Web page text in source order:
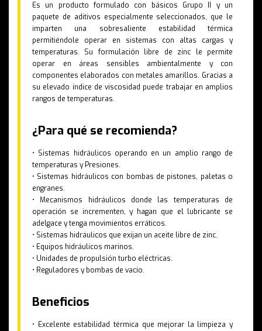
Es un producto formulado con básicos Grupo II y un
paquete de aditivos especialmente seleccionados, que le
imparten una sobresaliente estabilidad térmica
permitiéndole operar en sistemas con altas cargas y
temperaturas. Su formulación libre de zinc le permite
operar en áreas sensibles ambientalmente y con
componentes elaborados con metales amarillos. Gracias a
su elevado índice de viscosidad puede trabajar en amplios
rangos de temperaturas.
¿Para qué se recomienda?
• Sistemas hidráulicos operando en un amplio rango de
temperaturas y Presiones.
• Sistemas hidráulicos con bombas de pistones, paletas o
engranes.
• Mecanismos hidráulicos donde las temperaturas de
operación se incrementen, y hagan que el lubricante se
adelgace y tenga movimientos erráticos.
• Sistemas hidráulicos que exijan un aceite libre de zinc.
• Equipos hidráulicos marinos.
• Unidades de propulsión turbo eléctricas.
• Reguladores y bombas de vacío.
Beneficios
• Excelente estabilidad térmica que mejorar la limpieza y